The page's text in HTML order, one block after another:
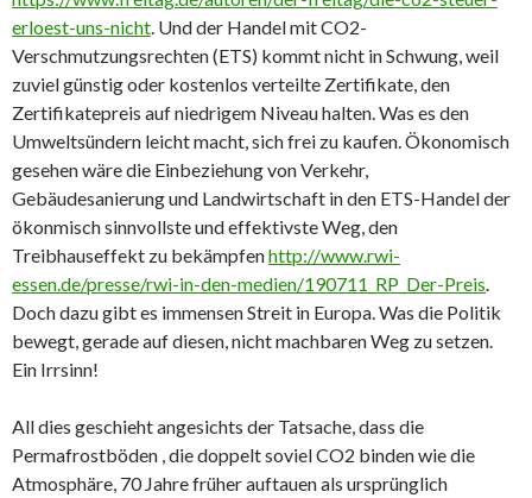
erloest-uns-nicht. Und der Handel mit CO2-
Verschmutzungsrechten (ETS) kommt nicht in Schwung, weil
zuviel günstig oder kostenlos verteilte Zertifikate, den
Zertifikatepreis auf niedrigem Niveau halten. Was es den
Umweltsündern leicht macht, sich frei zu kaufen. Ökonomisch
gesehen wäre die Einbeziehung von Verkehr,
Gebäudesanierung und Landwirtschaft in den ETS-Handel der
ökonmisch sinnvollste und effektivste Weg, den
Treibhauseffekt zu bekämpfenhttp://www.rwi-
essen.de/presse/rwi-in-den-medien/190711_RP_Der-Preis.
Doch dazu gibt es immensen Streit in Europa. Was die Politik
bewegt, gerade auf diesen, nicht machbaren Weg zu setzen.
Ein Irrsinn!
All dies geschieht angesichts der Tatsache, dass die
Permafrostböden , die doppelt soviel CO2 binden wie die
Atmosphäre, 70 Jahre früher auftauen als ursprünglich